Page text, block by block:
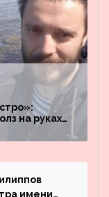
на руках
имени